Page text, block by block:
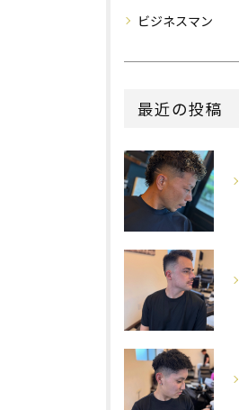
ビジネスマン
最近の投稿